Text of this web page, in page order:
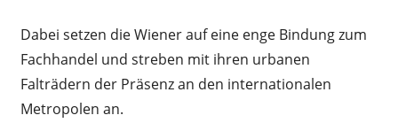
Dabei setzen die Wiener auf eine enge Bindung zum
Fachhandel und streben mit ihren urbanen
Falträdern der Präsenz an den internationalen
Metropolen an.